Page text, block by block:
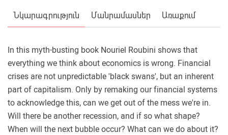
Նկարագրություն Մանրամասներ Առաքում
In this myth-busting book Nouriel Roubini shows that
everything we think about economics is wrong. Financial
crises are not unpredictable 'black swans', but an inherent
part of capitalism. Only by remaking our financial systems
to acknowledge this, can we get out of the mess we're in.
Will there be another recession, and if so what shape?
When will the next bubble occur? What can we do about it?